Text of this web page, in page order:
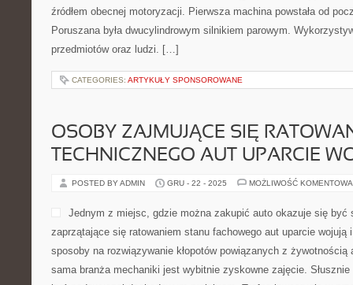
źródłem obecnej motoryzacji. Pierwsza machina powstała od
Poruszana była dwucylindrowym silnikiem parowym.
przedmiotów oraz ludzi. […]
CATEGORIES: ARTYKUŁY SPONSOROWANE
OSOBY ZAJMUJĄCE SIĘ
TECHNICZNEGO AUT UPARCIE
POSTED BY ADMIN GRU - 22 - 2025 MOŻLIWOŚĆ
Jednym z miejsc, gdzie można zakupić auto okazuje się być
zaprzątające się ratowaniem stanu fachowego aut uparcie wojują
sposoby na rozwiązywanie kłopotów powiązanych z żywotnością
sama branża mechaniki jest wybitnie zyskowne zajęcie.